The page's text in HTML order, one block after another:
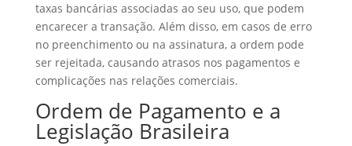
taxas bancárias associadas ao seu uso, que podem
encarecer a transação. Além disso, em casos de erro
no preenchimento ou na assinatura, a ordem pode
ser rejeitada, causando atrasos nos pagamentos e
complicações nas relações comerciais.
Ordem de Pagamento e a
Legislação Brasileira